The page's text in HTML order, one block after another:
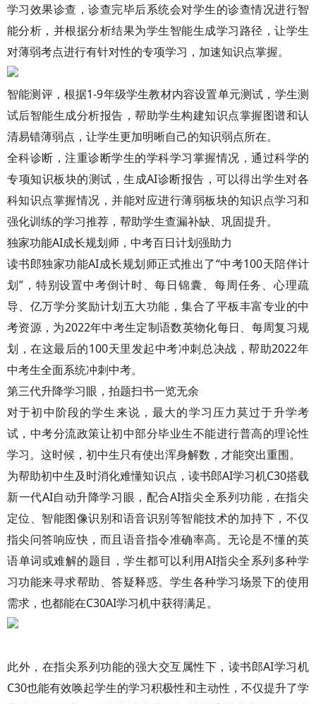
学习效果诊查，诊查完毕后系统会对学生的诊查情况进行智
能分析，并根据分析结果为学生智能生成学习路径，让学生
对薄弱考点进行有针对性的专项学习，加速知识点掌握。
智能测评，根据1-9年级学生教材内容设置单元测试，学生测
试后智能生成分析报告，帮助学生构建知识点掌握图谱和认
清易错薄弱点，让学生更加明晰自己的知识弱点所在。
全科诊断，注重诊断学生的学科学习掌握情况，通过科学的
专项知识板块的测试，生成AI诊断报告，可以得出学生对各
科知识点掌握情况，并能对应进行薄弱板块的知识点学习和
强化训练的学习推荐，帮助学生查漏补缺、巩固提升。
独家功能AI成长规划师，中考百日计划强助力
读书郎独家功能AI成长规划师正式推出了“中考100天陪伴计
划”，特别设置中考倒计时、每日锦囊、每周任务、心理疏
导、亿万学分奖励计划五大功能，集合了平板丰富专业的中
考资源，为2022年中考生定制语数英物化每日、每周复习规
划，在这最后的100天里发起中考冲刺总决战，帮助2022年
中考生全面系统冲刺中考。
第三代升降学习眼，拍题扫书一览无余
对于初中阶段的学生来说，最大的学习压力莫过于升学考
试，中考分流政策让初中部分毕业生不能进行普高的理论性
学习。这时候，初中生只有使出浑身解数，才能突出重围。
为帮助初中生及时消化难懂知识点，读书郎AI学习机C30搭载
新一代AI自动升降学习眼，配合AI指尖全系列功能，在指尖
定位、智能图像识别和语音识别等智能技术的加持下，不仅
指尖问答响应快，而且语音指令准确率高。无论是不懂的英
语单词或难解的题目，学生都可以利用AI指尖全系列多种学
习功能来寻求帮助、答疑释惑。学生各种学习场景下的使用
需求，也都能在C30AI学习机中获得满足。
此外，在指尖系列功能的强大交互属性下，读书郎AI学习机
C30也能有效唤起学生的学习积极性和主动性，不仅提升了学